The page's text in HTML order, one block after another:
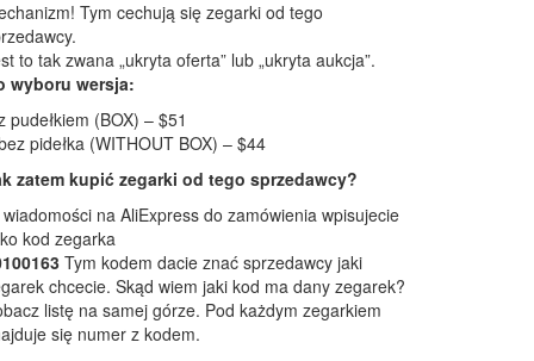
Tym cechują się zegarki od tego
to tak zwana „ukryta oferta” lub „ukryta aukcja”.
wyboru wersja:
pudełkiem (BOX) – $51
pidełka (WITHOUT BOX) – $44
zatem kupić zegarki od tego sprzedawcy?
na AliExpress do zamówienia wpisujecie
kod zegarka
Tym kodem dacie znać sprzedawcy jaki
chcecie. Skąd wiem jaki kod ma dany zegarek?
listę na samej górze. Pod każdym zegarkiem
się numer z kodem.